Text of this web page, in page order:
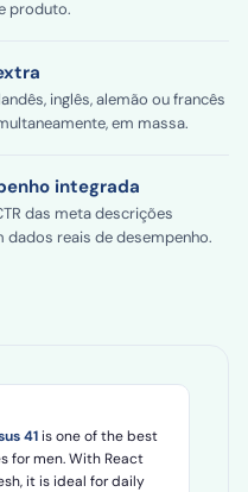
produto.
inglês, alemão ou francês
em massa.
integrada
das meta descrições
dados reais de desempenho.
41 is one of the best
for men. With React
it is ideal for daily